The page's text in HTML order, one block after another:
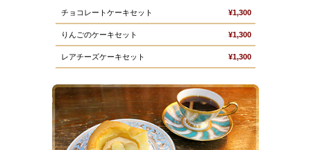
チョコレートケーキセット ¥1,300
りんごのケーキセット ¥1,300
レアチーズケーキセット ¥1,300